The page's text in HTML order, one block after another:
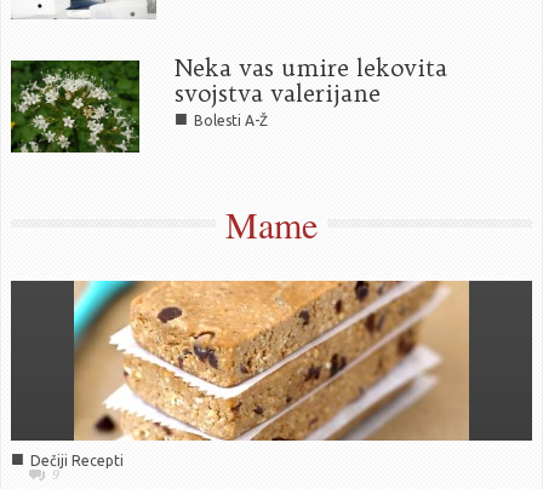
Neka vas umire lekovita
svojstva valerijane
■ Bolesti A-Ž
Mame
■ Dečiji Recepti
9